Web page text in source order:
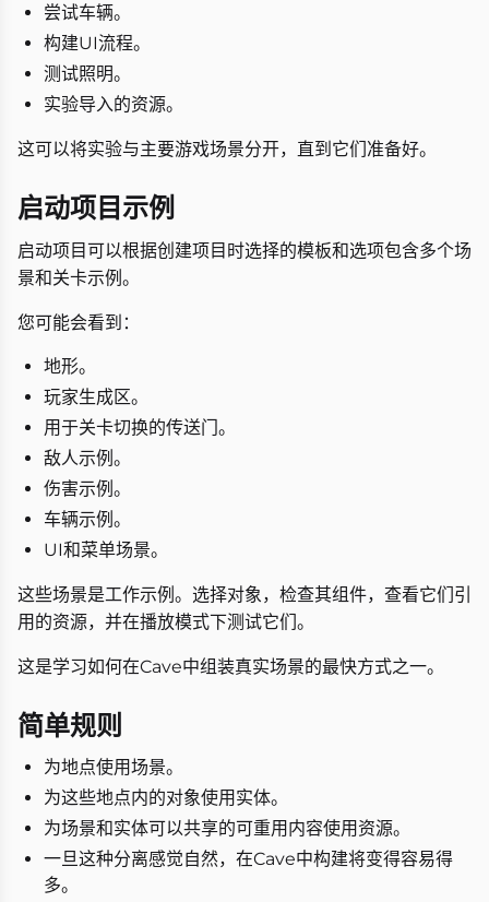
尝试车辆。
构建UI流程。
测试照明。
实验导入的资源。
这可以将实验与主要游戏场景分开，直到它们准备好。
启动项目示例
启动项目可以根据创建项目时选择的模板和选项包含多个场
景和关卡示例。
您可能会看到：
地形。
玩家生成区。
用于关卡切换的传送门。
敌人示例。
伤害示例。
车辆示例。
UI和菜单场景。
这些场景是工作示例。选择对象，检查其组件，查看它们引
用的资源，并在播放模式下测试它们。
这是学习如何在Cave中组装真实场景的最快方式之一。
简单规则
为地点使用场景。
为这些地点内的对象使用实体。
为场景和实体可以共享的可重用内容使用资源。
一旦这种分离感觉自然，在Cave中构建将变得容易得
多。